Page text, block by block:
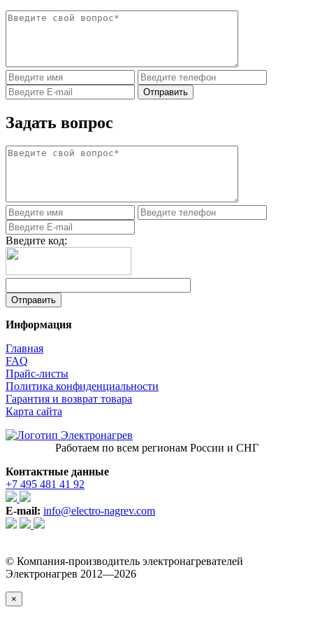
Задать вопрос
Введите код:
Информация
Главная
FAQ
Прайс-листы
Политика конфиденциальности
Гарантия и возврат товара
Карта сайта
Работаем по всем регионам России и СНГ
Контактные данные
+7 495 481 41 92
E-mail: info@electro-nagrev.com
© Компания-производитель электронагревателей
Электронагрев 2012—2026
×